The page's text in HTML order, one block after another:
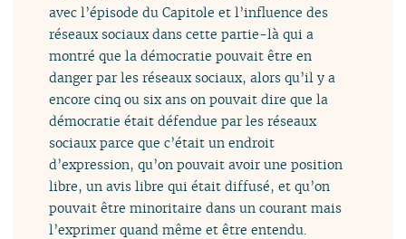
avec l’épisode du Capitole et l’influence des
réseaux sociaux dans cette partie-là qui a
montré que la démocratie pouvait être en
danger par les réseaux sociaux, alors qu’il y a
encore cinq ou six ans on pouvait dire que la
démocratie était défendue par les réseaux
sociaux parce que c’était un endroit
d’expression, qu’on pouvait avoir une position
libre, un avis libre qui était diffusé, et qu’on
pouvait être minoritaire dans un courant mais
l’exprimer quand même et être entendu.